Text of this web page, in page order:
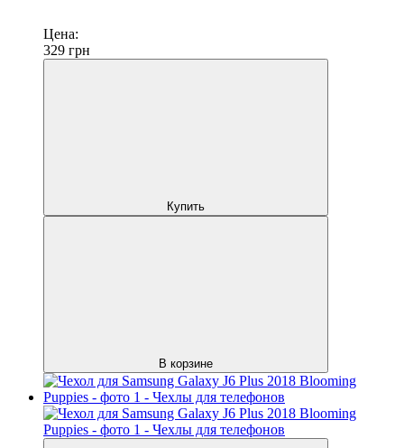
Цена:
329 грн
Купить
В корзине